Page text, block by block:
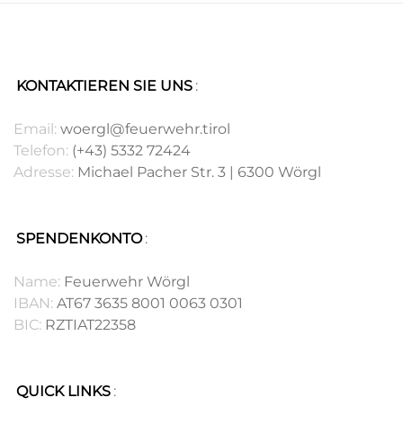
KONTAKTIEREN SIE UNS :
Email: woergl@feuerwehr.tirol
Telefon: (+43) 5332 72424
Adresse: Michael Pacher Str. 3 | 6300 Wörgl
SPENDENKONTO :
Name: Feuerwehr Wörgl
IBAN: AT67 3635 8001 0063 0301
BIC: RZTIAT22358
QUICK LINKS :